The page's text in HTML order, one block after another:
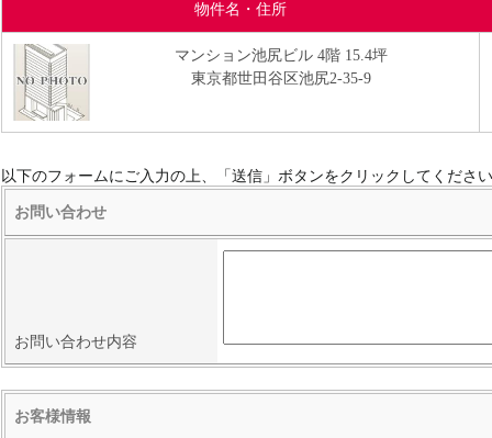
物件名・住所
マンション池尻ビル 4階 15.4坪
東京都世田谷区池尻2-35-9
以下のフォームにご入力の上、「送信」ボタンをクリックしてくださ
お問い合わせ
お問い合わせ内容
お客様情報